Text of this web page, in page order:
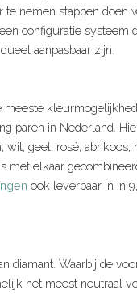
nemen stappen doen
configuratie systeem
aanpasbaar zijn.
paren in Nederland.
geel, rosé, abrikoos,
met elkaar
ook leverbaar in in
diamant. Waarbij de
het meest neutraal